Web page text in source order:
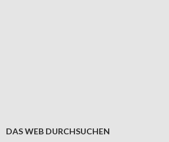
DAS WEB DURCHSUCHEN